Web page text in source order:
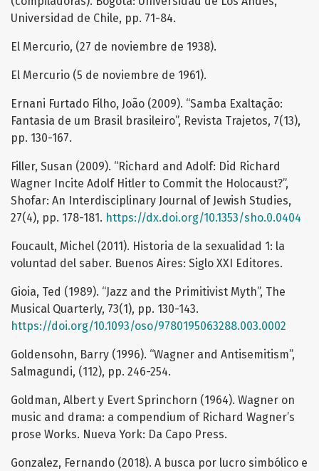
Universidad de Chile, pp. 71-84.
El Mercurio, (27 de noviembre de 1938).
El Mercurio (5 de noviembre de 1961).
Ernani Furtado Filho, João (2009). “Samba Exaltação:
Fantasia de um Brasil brasileiro”, Revista Trajetos, 7(13),
pp. 130-167.
Filler, Susan (2009). “Richard and Adolf: Did Richard
Wagner Incite Adolf Hitler to Commit the Holocaust?”,
Shofar: An Interdisciplinary Journal of Jewish Studies,
27(4), pp. 178-181. https://dx.doi.org/10.1353/sho.0.0404
Foucault, Michel (2011). Historia de la sexualidad 1: la
voluntad del saber. Buenos Aires: Siglo XXI Editores.
Gioia, Ted (1989). “Jazz and the Primitivist Myth”, The
Musical Quarterly, 73(1), pp. 130-143.
https://doi.org/10.1093/oso/9780195063288.003.0002
Goldensohn, Barry (1996). “Wagner and Antisemitism”,
Salmagundi, (112), pp. 246-254.
Goldman, Albert y Evert Sprinchorn (1964). Wagner on
music and drama: a compendium of Richard Wagner’s
prose Works. Nueva York: Da Capo Press.
Gonzalez, Fernando (2018). A busca por lucro simbólico e